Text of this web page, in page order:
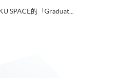
SPACE的「Graduat...